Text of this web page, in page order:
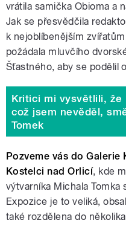
vrátila samička Obioma a
Jak se přesvědčila
k nejoblíbenějším
požádala mluvčího
Šťastného, aby se podělil
Kritici mi vysvětlili, že
což jsem nevěděl,
Tomek
Pozveme vás do Galerie
Kostelci nad Orlicí, kde
výtvarníka Michala Tomka
Expozice je to veliká,
také rozdělena do